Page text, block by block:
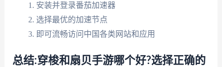
安装并登录番茄加速器
选择最优的加速节点
即可流畅访问中国各类网站和应用
总结:穿梭和扇贝手游哪个好?选择正确的